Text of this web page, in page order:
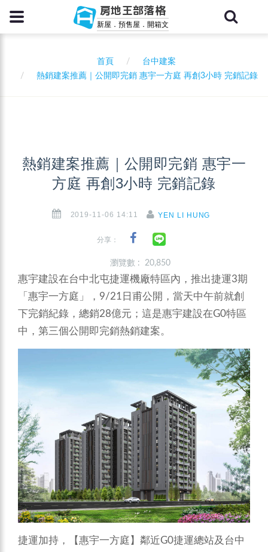
房地王部落格
新屋．預售屋．開箱文
首頁
台中建案
熱銷建案推薦｜公開即完銷 惠宇一方庭 再創3小時 完銷記錄
熱銷建案推薦｜公開即完銷 惠宇一
方庭 再創3小時 完銷記錄
2019-11-06 14:11 YEN LI HUNG
分享：
瀏覽數 : 20,850
惠宇建設在台中北屯捷運機廠特區內，推出捷運3期
「惠宇一方庭」，9/21日甫公開，當天中午前就創
下完銷紀錄，總銷28億元；這是惠宇建設在G0特區
中，第三個公開即完銷熱銷建案。
捷運加持，【惠宇一方庭】鄰近G0捷運總站及台中